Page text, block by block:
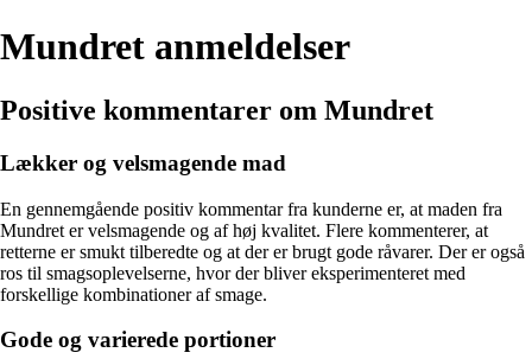
Mundret anmeldelser
Positive kommentarer om Mundret
Lækker og velsmagende mad
En gennemgående positiv kommentar fra kunderne er, at maden fra
Mundret er velsmagende og af høj kvalitet. Flere kommenterer, at
retterne er smukt tilberedte og at der er brugt gode råvarer. Der er også
ros til smagsoplevelserne, hvor der bliver eksperimenteret med
forskellige kombinationer af smage.
Gode og varierede portioner